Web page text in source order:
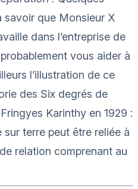
savoir que Monsieur X
dans l’entreprise de
vous aider à
l’illustration de ce
des Six degrés de
Fringyes Karinthy en 1929 :
sur terre peut être reliée à
relation comprenant au